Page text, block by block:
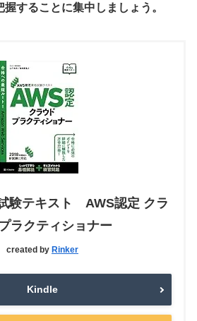
することに集中しましょう。
験テキスト AWS認定 クラ
ラクティショナー
created by Rinker
Kindle